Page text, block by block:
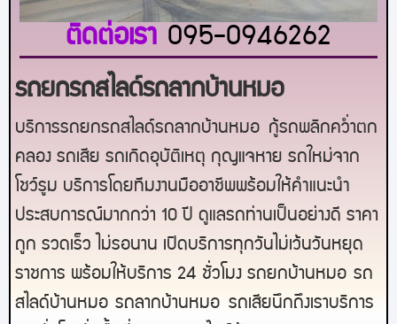
ติดต่อเรา 095-0946262
รถยกรถสไลด์รถลากบ้านหมอ
บริการรถยกรถสไลด์รถลากบ้านหมอ กู้รถพลิกคว่ำตก
คลอง รถเสีย รถเกิดอุบัติเหตุ กุญแจหาย รถใหม่จาก
โชว์รูม บริการโดยทีมงานมืออาชีพพร้อมให้คำแนะนำ
ประสบการณ์มากกว่า 10 ปี ดูแลรถท่านเป็นอย่างดี ราคา
ถูก รวดเร็ว ไม่รอนาน เปิดบริการทุกวันไม่เว้นวันหยุด
ราชการ พร้อมให้บริการ 24 ชั่วโมง รถยกบ้านหมอ รถ
สไลด์บ้านหมอ รถลากบ้านหมอ รถเสียนึกถึงเราบริการ